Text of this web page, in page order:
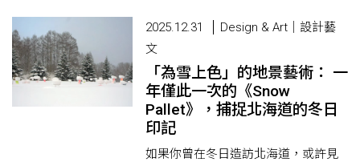
2025.12.31
Design & Art｜設計藝
文
「為雪上色」的地景藝術： 一
年僅此一次的《Snow
Pallet》，捕捉北海道的冬日
印記
如果你曾在冬日造訪北海道，或許見